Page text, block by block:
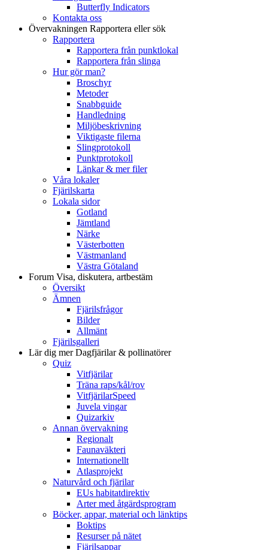
Butterfly Indicators
Kontakta oss
Övervakningen Rapportera eller sök
Rapportera
Rapportera från punktlokal
Rapportera från slinga
Hur gör man?
Broschyr
Metoder
Snabbguide
Handledning
Miljöbeskrivning
Viktigaste filerna
Slingprotokoll
Punktprotokoll
Länkar & mer filer
Våra lokaler
Fjärilskarta
Lokala sidor
Gotland
Jämtland
Närke
Västerbotten
Västmanland
Västra Götaland
Forum Visa, diskutera, artbestäm
Översikt
Ämnen
Fjärilsfrågor
Bilder
Allmänt
Fjärilsgalleri
Lär dig merDagfjärilar & pollinatörer
Quiz
Vitfjärilar
Träna raps/kål/rov
VitfjärilarSpeed
Juvela vingar
Quizarkiv
Annan övervakning
Regionalt
Faunaväkteri
Internationellt
Atlasprojekt
Naturvård och fjärilar
EUs habitatdirektiv
Arter med åtgärdsprogram
Böcker, appar, material och länktips
Boktips
Resurser på nätet
Fjärilsappar